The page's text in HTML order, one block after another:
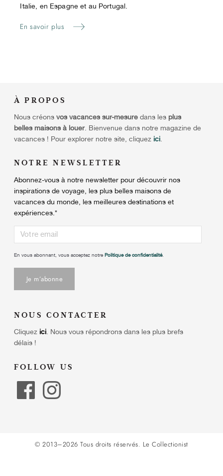
Italie, en Espagne et au Portugal.
En savoir plus
À PROPOS
Nous créons vos vacances sur-mesure dans les plus
belles maisons à louer. Bienvenue dans notre magazine de
vacances ! Pour explorer notre site, cliquez ici
NOTRE NEWSLETTER
Abonnez-vous à notre newsletter pour découvrir nos
inspirations de voyage, les plus belles maisons de
vacances du monde, les meilleures destinations et
expériences. *
En vous abonnant, vous acceptez notre Politique de confidentialité.
NOUS CONTACTER
Cliquez ici Nous vous répondrons dans les plus brefs
délais !
FOLLOW US
© 2013–2026 Tous droits réservés. Le Collectionist